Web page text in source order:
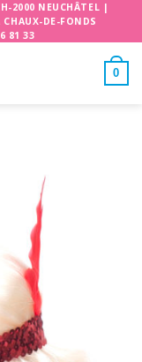
2000 NEUCHÂTEL |
DE-FONDS
81 33
0